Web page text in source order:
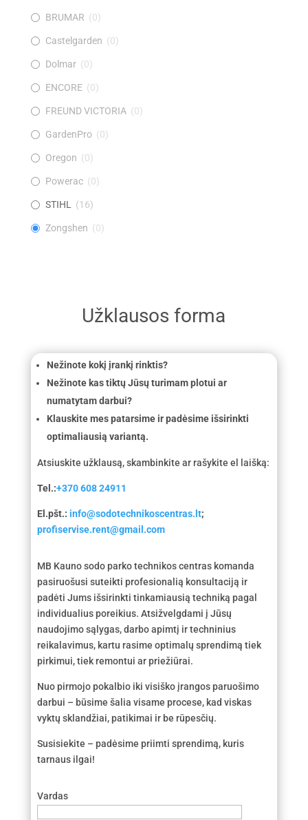
BRUMAR (0)
Castelgarden (0)
Dolmar (0)
ENCORE (0)
FREUND VICTORIA (0)
GardenPro (0)
Oregon (0)
Powerac (0)
STIHL (16)
Zongshen (0)
Užklausos forma
Nežinote kokį įrankį rinktis?
Nežinote kas tiktų Jūsų turimam plotui ar
numatytam darbui?
Klauskite mes patarsime ir padėsime išsirinkti
optimaliausią variantą.
Atsiuskite užklausą, skambinkite ar rašykite el laišką:
Tel.:+370 608 24911
El.pšt.: info@sodotechnikoscentras.lt;
profiservise.rent@gmail.com
MB Kauno sodo parko technikos centras komanda
pasiruošusi suteikti profesionalią konsultaciją ir
padėti Jums išsirinkti tinkamiausią techniką pagal
individualius poreikius. Atsižvelgdami į Jūsų
naudojimo sąlygas, darbo apimtį ir techninius
reikalavimus, kartu rasime optimalų sprendimą tiek
pirkimui, tiek remontui ar priežiūrai.
Nuo pirmojo pokalbio iki visiško įrangos paruošimo
darbui – būsime šalia visame procese, kad viskas
vyktų sklandžiai, patikimai ir be rūpesčių.
Susisiekite – padėsime priimti sprendimą, kuris
tarnaus ilgai!
Vardas